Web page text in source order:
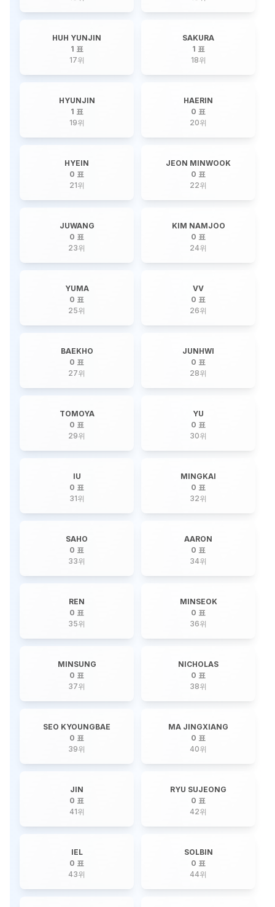
HUH YUNJIN
1 표
17위
SAKURA
1 표
18위
HYUNJIN
1 표
19위
HAERIN
0 표
20위
HYEIN
0 표
21위
JEON MINWOOK
0 표
22위
JUWANG
0 표
23위
KIM NAMJOO
0 표
24위
YUMA
0 표
25위
VV
0 표
26위
BAEKHO
0 표
27위
JUNHWI
0 표
28위
TOMOYA
0 표
29위
YU
0 표
30위
IU
0 표
31위
MINGKAI
0 표
32위
SAHO
0 표
33위
AARON
0 표
34위
REN
0 표
35위
MINSEOK
0 표
36위
MINSUNG
0 표
37위
NICHOLAS
0 표
38위
SEO KYOUNGBAE
0 표
39위
MA JINGXIANG
0 표
40위
JIN
0 표
41위
RYU SUJEONG
0 표
42위
IEL
0 표
43위
SOLBIN
0 표
44위